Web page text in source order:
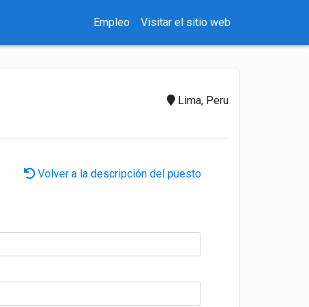
Empleo Visitar el sitio web
Lima, Peru
Volver a la descripción del puesto